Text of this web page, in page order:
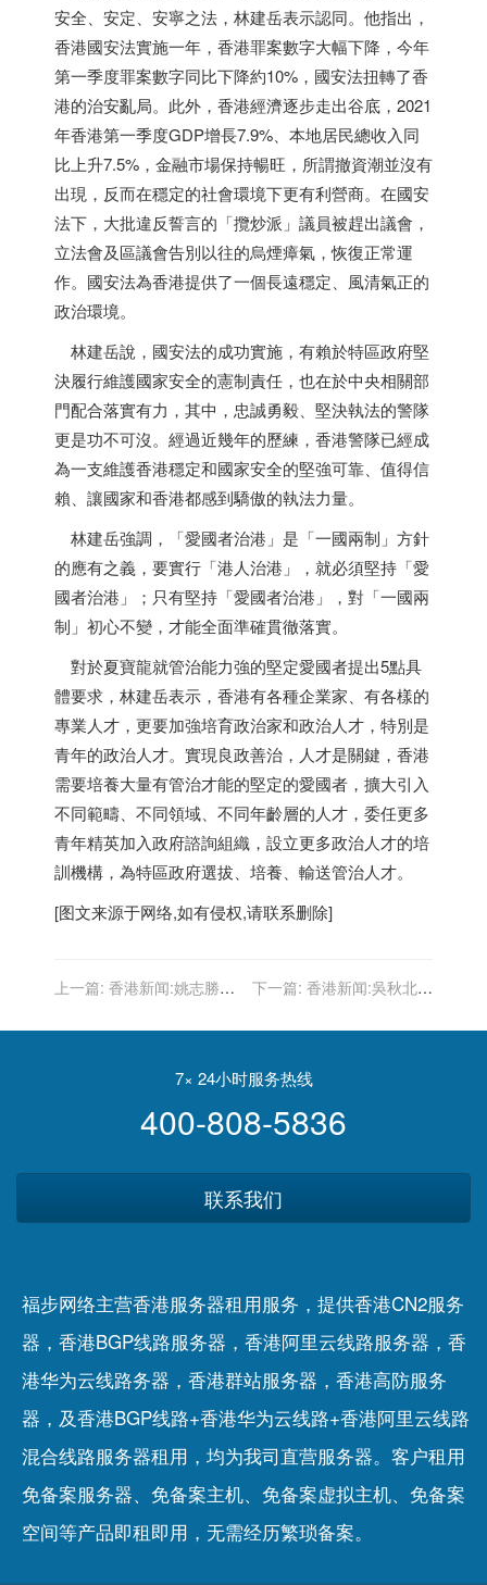
安全、安定、安寧之法，林建岳表示認同。他指出，
香港國安法實施一年， 香港罪案數字大幅下降，今年
第一季度罪案數字同比下降約10%，國安法扭轉了香
港的治安亂局。此外， 香港經濟逐步走出谷底，2021
年香港第一季度GDP增長7.9%、本地居民總收入同
比上升7.5%，金融市場保持暢旺，所謂撤資潮並沒有
出現，反而在穩定的社會環境下更有利營商。在國安
法下，大批違反誓言的「攬炒派」議員被趕出議會，
立法會及區議會告別以往的烏煙瘴氣，恢復正常運
作。國安法為香港提供了一個長遠穩定、風清氣正的
政治環境。
林建岳說，國安法的成功實施，有賴於特區政府堅
決履行維護國家安全的憲制責任，也在於中央相關部
門配合落實有力，其中，忠誠勇毅、堅決執法的警隊
更是功不可沒。經過近幾年的歷練， 香港警隊已經成
為一支維護香港穩定和國家安全的堅強可靠、值得信
賴、讓國家和香港都感到驕傲的執法力量。
林建岳強調，「愛國者治港」是「一國兩制」方針
的應有之義，要實行「港人治港」，就必須堅持「愛
國者治港」；只有堅持「愛國者治港」，對「一國兩
制」初心不變，才能全面準確貫徹落實。
對於夏寶龍就管治能力強的堅定愛國者提出5點具
體要求，林建岳表示， 香港有各種企業家、有各樣的
專業人才，更要加強培育政治家和政治人才，特別是
青年的政治人才。實現良政善治，人才是關鍵， 香港
需要培養大量有管治才能的堅定的愛國者，擴大引入
不同範疇、不同領域、不同年齡層的人才，委任更多
青年精英加入政府諮詢組織，設立更多政治人才的培
訓機構，為特區政府選拔、培養、輸送管治人才。
[图文来源于网络,如有侵权,请联系删除]
上一篇: 香港新闻:姚志勝：
效 指導香港未來發展
下一篇: 香港新闻:吳秋北：
發展極具指導意義
7× 24小时服务热线
400-808-5836
联系我们
福步网络主营香港服务器租用服务，提供香港CN2服务
器，香港BGP线路服务器，香港阿里云线路服务器，香
港华为云线路务器，香港群站服务器，香港高防服务
器，及香港BGP线路+香港华为云线路+香港阿里云线路
混合线路服务器租用，均为我司直营服务器。客户租用
免备案服务器、 免备案主机、 免备案虚拟主机、 免备案
空间等产品即租即用，无需经历繁琐备案。